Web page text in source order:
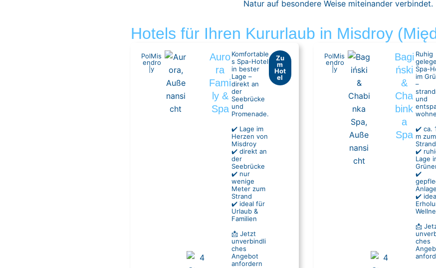
Natur auf besondere Weise miteinander verbindet.
Hotels für Ihren Kururlaub in Misdroy
Pol
en
Mis
dro
y
Auro
ra
Fami
ly &
Spa
Komfortable
s Spa-Hotel
in bester
Lage –
direkt an
der
Seebrücke
und
Promenade.
✔️ Lage im
Herzen von
Misdroy
✔️ direkt an
der
Seebrücke
✔️ nur
wenige
Meter zum
Strand
✔️ ideal für
Urlaub &
Familien
📩 Jetzt
unverbindli
ches
Angebot
anfordern
Zu
m
Hot
el
Pol
en
Mis
dro
y
Bagi
ński
&
Cha
bink
a
Spa
Ruhig
Spa-
im
–
und
✔️ ca.
m zum
Strand
✔️
Lage
✔️
Anlage
✔️
📩
ches